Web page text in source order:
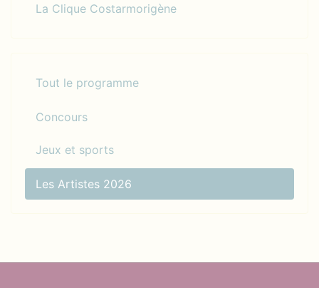
La Clique Costarmorigène
Tout le programme
Concours
Jeux et sports
Les Artistes 2026